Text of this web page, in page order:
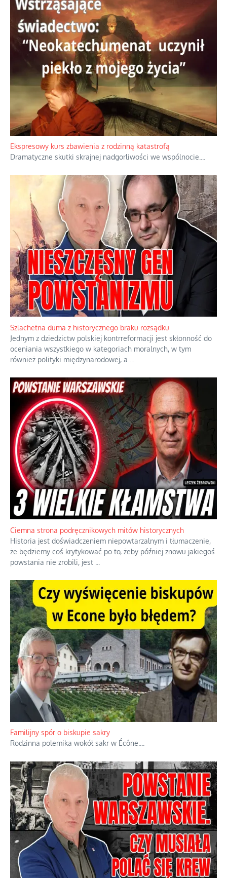
Niewygodne kulisy alpejskiego objawienia
Watykan woli skupiać się na łagodnym wizerunku Maryi,
ukrywając przed światem pełną i bardziej surową treść jej
orędzia....
Ekspresowy kurs zbawienia z rodzinną katastrofą
Dramatyczne skutki skrajnej nadgorliwości we wspólnocie.
Szlachetna duma z historycznego braku rozsądku
Jednym z dziedzictw polskiej kontrreformacji jest skłonność do
oceniania wszystkiego w kategoriach moralnych, w tym
również polityki międzynarodowej, a...
Ciemna strona podręcznikowych mitów historycznych
Historia jest doświadczeniem niepowtarzalnym i tłumaczenie,
że będziemy coś krytykować po to, żeby później znowu jakiegoś
powstania nie zrobili, jest...